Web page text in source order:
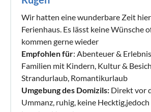
Wir hatten eine wunderbare Zeit
Ferienhaus. Es lässt keine Wünsche
kommen gerne wieder
Empfohlen für: Abenteuer &
Familien mit Kindern, Kultur &
Strandurlaub, Romantikurlaub
Umgebung des Domizils: Direkt vor
Ummanz, ruhig, keine